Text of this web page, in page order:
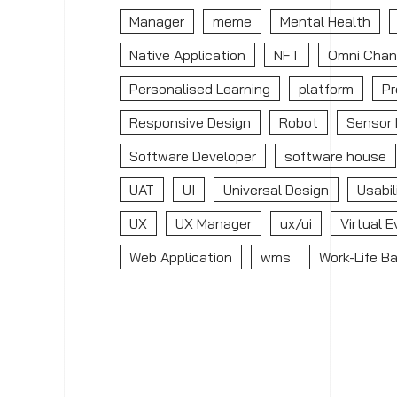
Manager meme
Mental Health
Native Application
NFT
Omni
Personalised Learning
platform
Responsive Design
Robot
Sensor
Software Developer
software house
UAT
UI Universal Design
UX
UX Manager ux/ui
Virtual
Web Application
wms Work-Life